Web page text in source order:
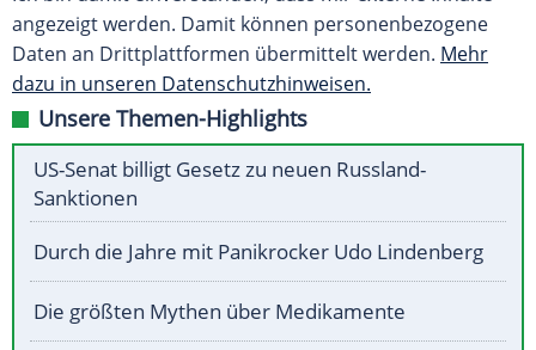
angezeigt werden. Damit können personenbezogene
Daten an Drittplattformen übermittelt werden. Mehr
dazu in unseren Datenschutzhinweisen.
Unsere Themen-Highlights
US-Senat billigt Gesetz zu neuen Russland-
Sanktionen
Durch die Jahre mit Panikrocker Udo Lindenberg
Die größten Mythen über Medikamente